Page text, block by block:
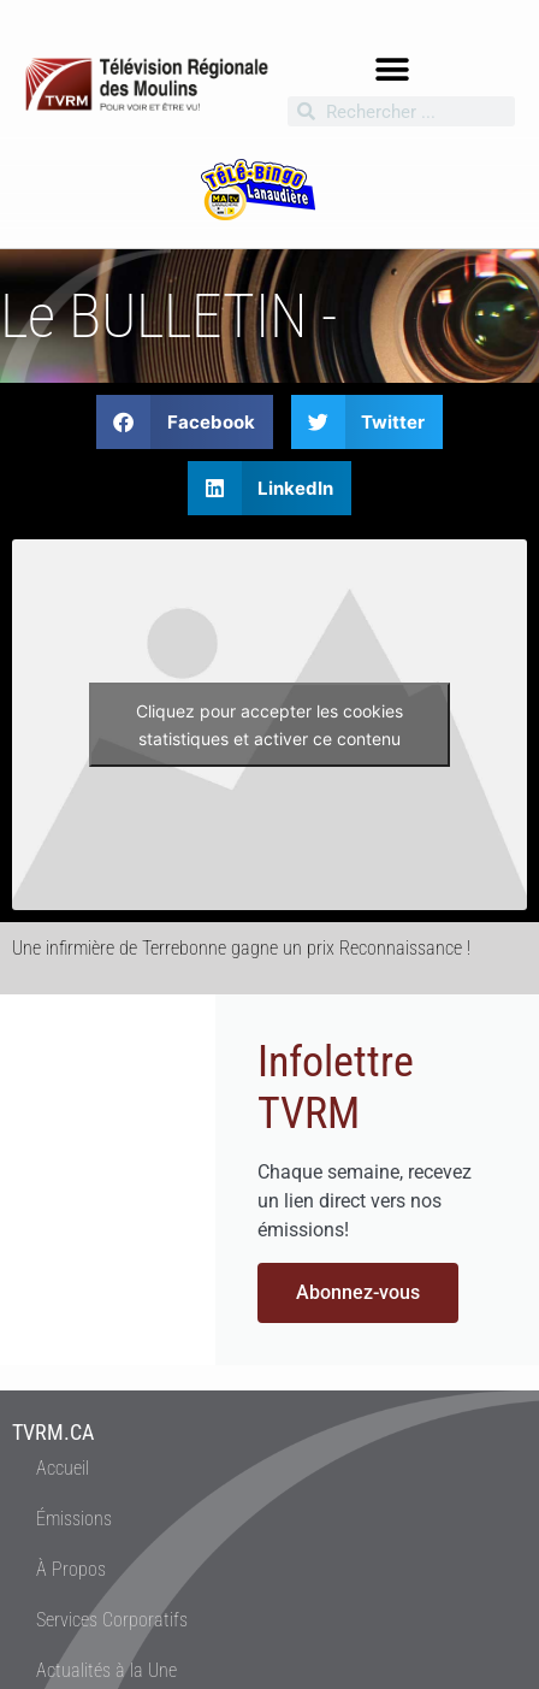
Le BULLETIN -
Facebook Twitter
LinkedIn
Cliquez pour accepter les cookies
statistiques et activer ce contenu
Une infirmière de Terrebonne gagne un prix Reconnaissance !
Infolettre
TVRM
Chaque semaine, recevez
un lien direct vers nos
émissions!
Abonnez-vous
TVRM.CA
Accueil
Émissions
À Propos
Services Corporatifs
Actualités à la Une